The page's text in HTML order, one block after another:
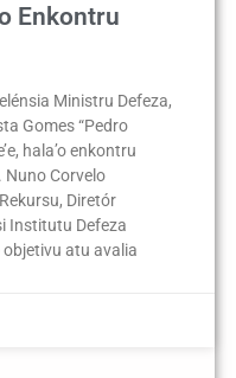
Enkontru
Ministru Defeza,
Gomes “Pedro
hala’o enkontru
Nuno Corvelo
Diretór
Institutu Defeza
objetivu atu avalia